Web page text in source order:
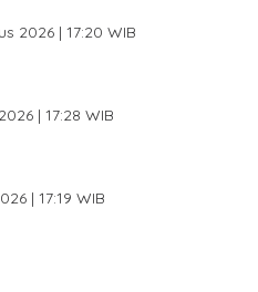
2026 | 17:20 WIB
| 17:28 WIB
| 17:19 WIB